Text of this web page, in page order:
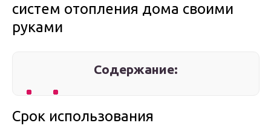
систем отопления дома своими
руками
Содержание:
Срок использования